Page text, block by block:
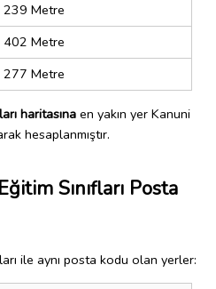
239 Metre
402 Metre
277 Metre
haritasına en yakın yer Kanuni
hesaplanmıştır.
Sınıfları Posta
ile aynı posta kodu olan yerler: